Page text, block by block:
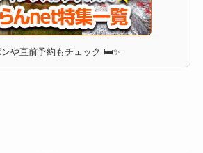
ンや直前予約もチェック 🛏✨